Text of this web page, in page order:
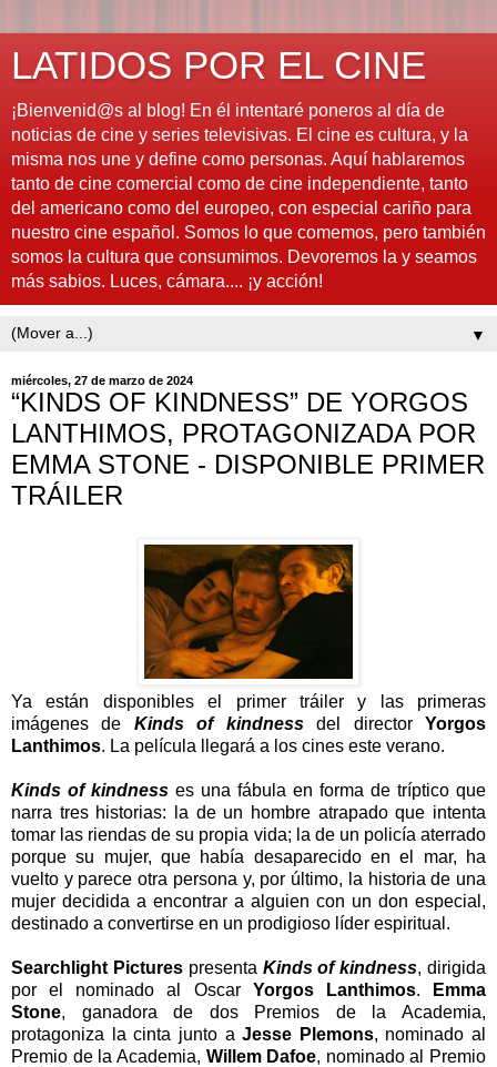
LATIDOS POR EL CINE
¡Bienvenid@s al blog! En él intentaré poneros al día de
noticias de cine y series televisivas. El cine es cultura, y la
misma nos une y define como personas. Aquí hablaremos
tanto de cine comercial como de cine independiente, tanto
del americano como del europeo, con especial cariño para
nuestro cine español. Somos lo que comemos, pero también
somos la cultura que consumimos. Devoremos la y seamos
más sabios. Luces, cámara.... ¡y acción!
▼
miércoles, 27 de marzo de 2024
“KINDS OF KINDNESS” DE YORGOS
LANTHIMOS, PROTAGONIZADA POR
EMMA STONE - DISPONIBLE PRIMER
TRÁILER
Ya están disponibles el primer tráiler y las primeras
imágenes de Kinds of kindnessdel directorYorgos
Lanthimos. La película llegará a los cines este verano.
Kinds of kindness es una fábula en forma de tríptico que
narra tres historias: la de un hombre atrapado que intenta
tomar las riendas de su propia vida; la de un policía aterrado
porque su mujer, que había desaparecido en el mar, ha
vuelto y parece otra persona y, por último, la historia de una
mujer decidida a encontrar a alguien con un don especial,
destinado a convertirse en un prodigioso líder espiritual.
Searchlight Picturespresenta Kinds of kindness, dirigida
por el nominado al Oscar Yorgos Lanthimos.
Emma
Stone, ganadora de dos Premios de la Academia,
protagoniza la cinta junto aJesse Plemons, nominado al
Premio de la Academia, Willem Dafoe, nominado al Premio